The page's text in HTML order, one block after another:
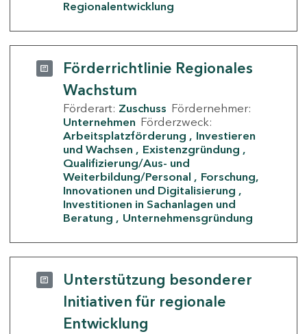
Regionalentwicklung
Förderrichtlinie Regionales
Wachstum
Förderart: Zuschuss Fördernehmer:
Unternehmen Förderzweck:
Arbeitsplatzförderung
Investieren
und Wachsen
Existenzgründung
Qualifizierung/Aus- und
Weiterbildung/Personal
Forschung,
Innovationen und Digitalisierung
Investitionen in Sachanlagen und
Beratung
Unternehmensgründung
Unterstützung besonderer
Initiativen für regionale
Entwicklung